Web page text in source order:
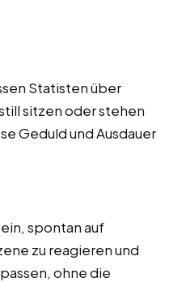
Statisten über
sitzen oder stehen
Geduld und Ausdauer
spontan auf
zu reagieren und
ohne die